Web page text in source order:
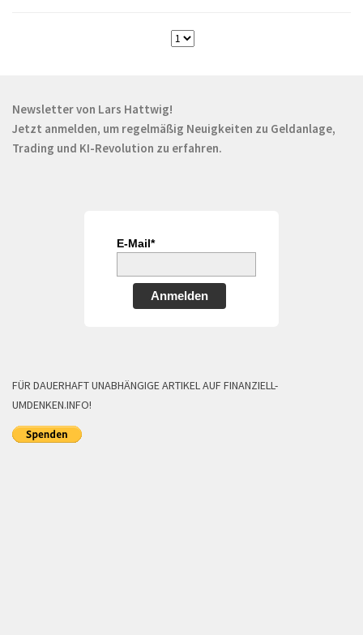
Newsletter von Lars Hattwig!
Jetzt anmelden, um regelmäßig Neuigkeiten zu Geldanlage,
Trading und KI-Revolution zu erfahren.
E-Mail*
Anmelden
FÜR DAUERHAFT UNABHÄNGIGE ARTIKEL AUF FINANZIELL-
UMDENKEN.INFO!